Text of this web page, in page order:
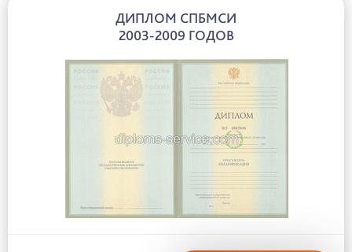
ДИПЛОМ СПБМСИ
2003-2009 ГОДОВ